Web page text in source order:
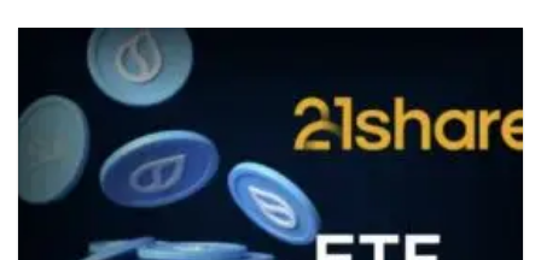
tập thể do Burwick Law đại diện, cáo buộc các công